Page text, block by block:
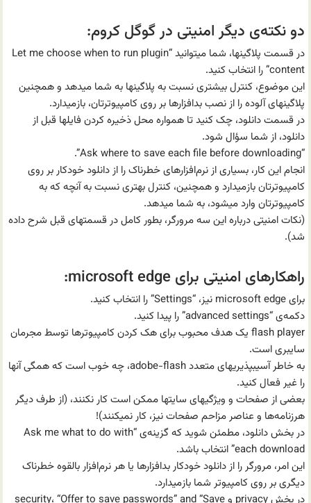
دو نکته‌ی دیگر امنیتی در گوگل کروم:
در قسمت پلاگینها، شما میتوانید “Let me choose when to run plugin
content” را انتخاب کنید.
این موضوع، کنترل بیشتری نسبت به پلاگینها به شما میدهد و همچنین
پلاگینهای آلوده را از نصب بد‌افزارها بر روی کامپیوترتان، باز‌میدارد.
در قسمت دانلود، چک کنید تا همواره محل ذخیره کردن فایلها قبل از
دانلود، از شما سؤال شود.
“Ask where to save each file before downloading”.
انجام این کار، بسیاری از نرم‌افزارهای خطرناک را از دانلود خودکار بر روی
کامپیوترتان باز‌میدارد و همچنین، کنترل بهتری نسبت به آنچه که به
کامپیوترتان وارد میشود، به شما میدهد.
(نکات امنیتی درباره این سه مرورگر، بطور کامل در قسمتهای قبل شرح داده
شد).
راهکارهای امنیتی برای microsoft edge:
برای microsoft edge نیز، “Settings” را انتخاب کنید.
دکمه‌ی “advanced settings” را پیدا کنید.
flash player یک هدف محبوب برای هک کردن کامپیوترها توسط مجرمان
سایبری است.
به خاطر آسیبپذیریهای متعدد adobe-flash، چه خوب است که همگی آنها
را غیر فعال کنید.
بعضی از صفحات و ویژگیهای سایتها ممکن است کار نکنند، (از طرف دیگر
هرزنامه‌ها و عناصر مزاحم صفحات نیز، کار نمیکنند)!
در بخش دانلود، مطمئن شوید که گزینه‌ی “Ask me what to do with
each download” انتخاب باشد.
این امر، مرورگر را از دانلود خودکار بد‌افزارها یا هر نرم‌افزار بالقوه خطرناک
دیگری بر روی کامپیوتر شما باز‌میدارد.